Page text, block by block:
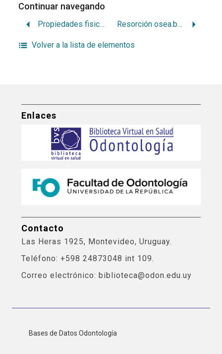
Continuar navegando
Propiedades fisico-quimicas del esmalte y dentina Resorción osea.bolsa patológica y acc
Volver a la lista de elementos
Enlaces
Contacto
Las Heras 1925, Montevideo, Uruguay.
Teléfono: +598 24873048 int 109.
Correo electrónico: biblioteca@odon.edu.uy
Bases de Datos Odontología